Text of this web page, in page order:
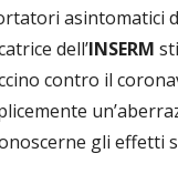
asintomatici
dell’INSERM
contro il
gli effetti